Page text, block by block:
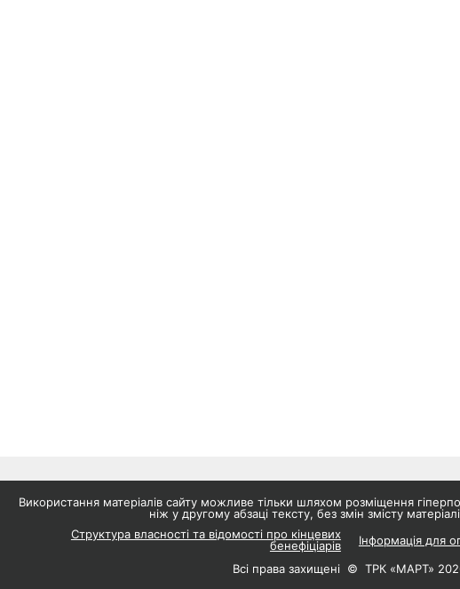
Використання матеріалів сайту можливе тільки шляхом розміщення
ніж у другому абзаці тексту, без змін змісту
Структура власності та відомості про кінцевих
бенефіціарів
Інформація для
Всі права захищені © ТРК «МАРТ»